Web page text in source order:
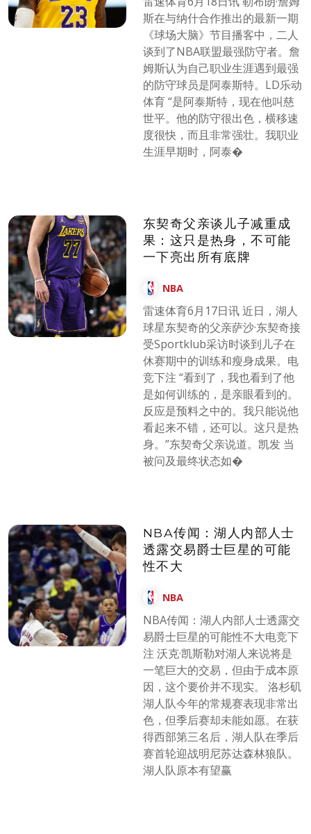
斯在与纳什合作推出的最新一期
《球场大脑》节目播客中，二人
谈到了NBA联盟最强防守者。詹
姆斯认为自己职业生涯遇到最强
的防守球员是阿泰斯特。LD乐动
体育 “是阿泰斯特，现在他叫慈
世平。他的防守很出色，横移速
度很快，而且非常强壮。我职业
生涯早期时，阿泰�
东契奇父亲谈儿子减重成
果：这只是热身，不可能
一下亮出所有底牌
NBA
雷速体育6月17日讯 近日，湖人
球星东契奇的父亲萨沙·东契奇接
受Sportklub采访时谈到儿子在
休赛期中的训练和瘦身成果。电
竞下注 “看到了，我也看到了他
是如何训练的，是亲眼看到的。
反应是预料之中的。我只能说他
看起来不错，还可以。这只是热
身。”东契奇父亲说道。凯发 当
被问及最终状态如�
NBA传闻：湖人内部人士
透露交易爵士巨星的可能
性不大
NBA
NBA传闻：湖人内部人士透露交
易爵士巨星的可能性不大电竞下
注 沃克·凯斯勒对湖人来说将是
一笔巨大的交易，但由于成本原
因，这个要价并不现实。 洛杉矶
湖人队今年的常规赛表现非常出
色，但季后赛却未能如愿。在获
得西部第三名后，湖人队在季后
赛首轮迎战明尼苏达森林狼队。
湖人队原本有望赢